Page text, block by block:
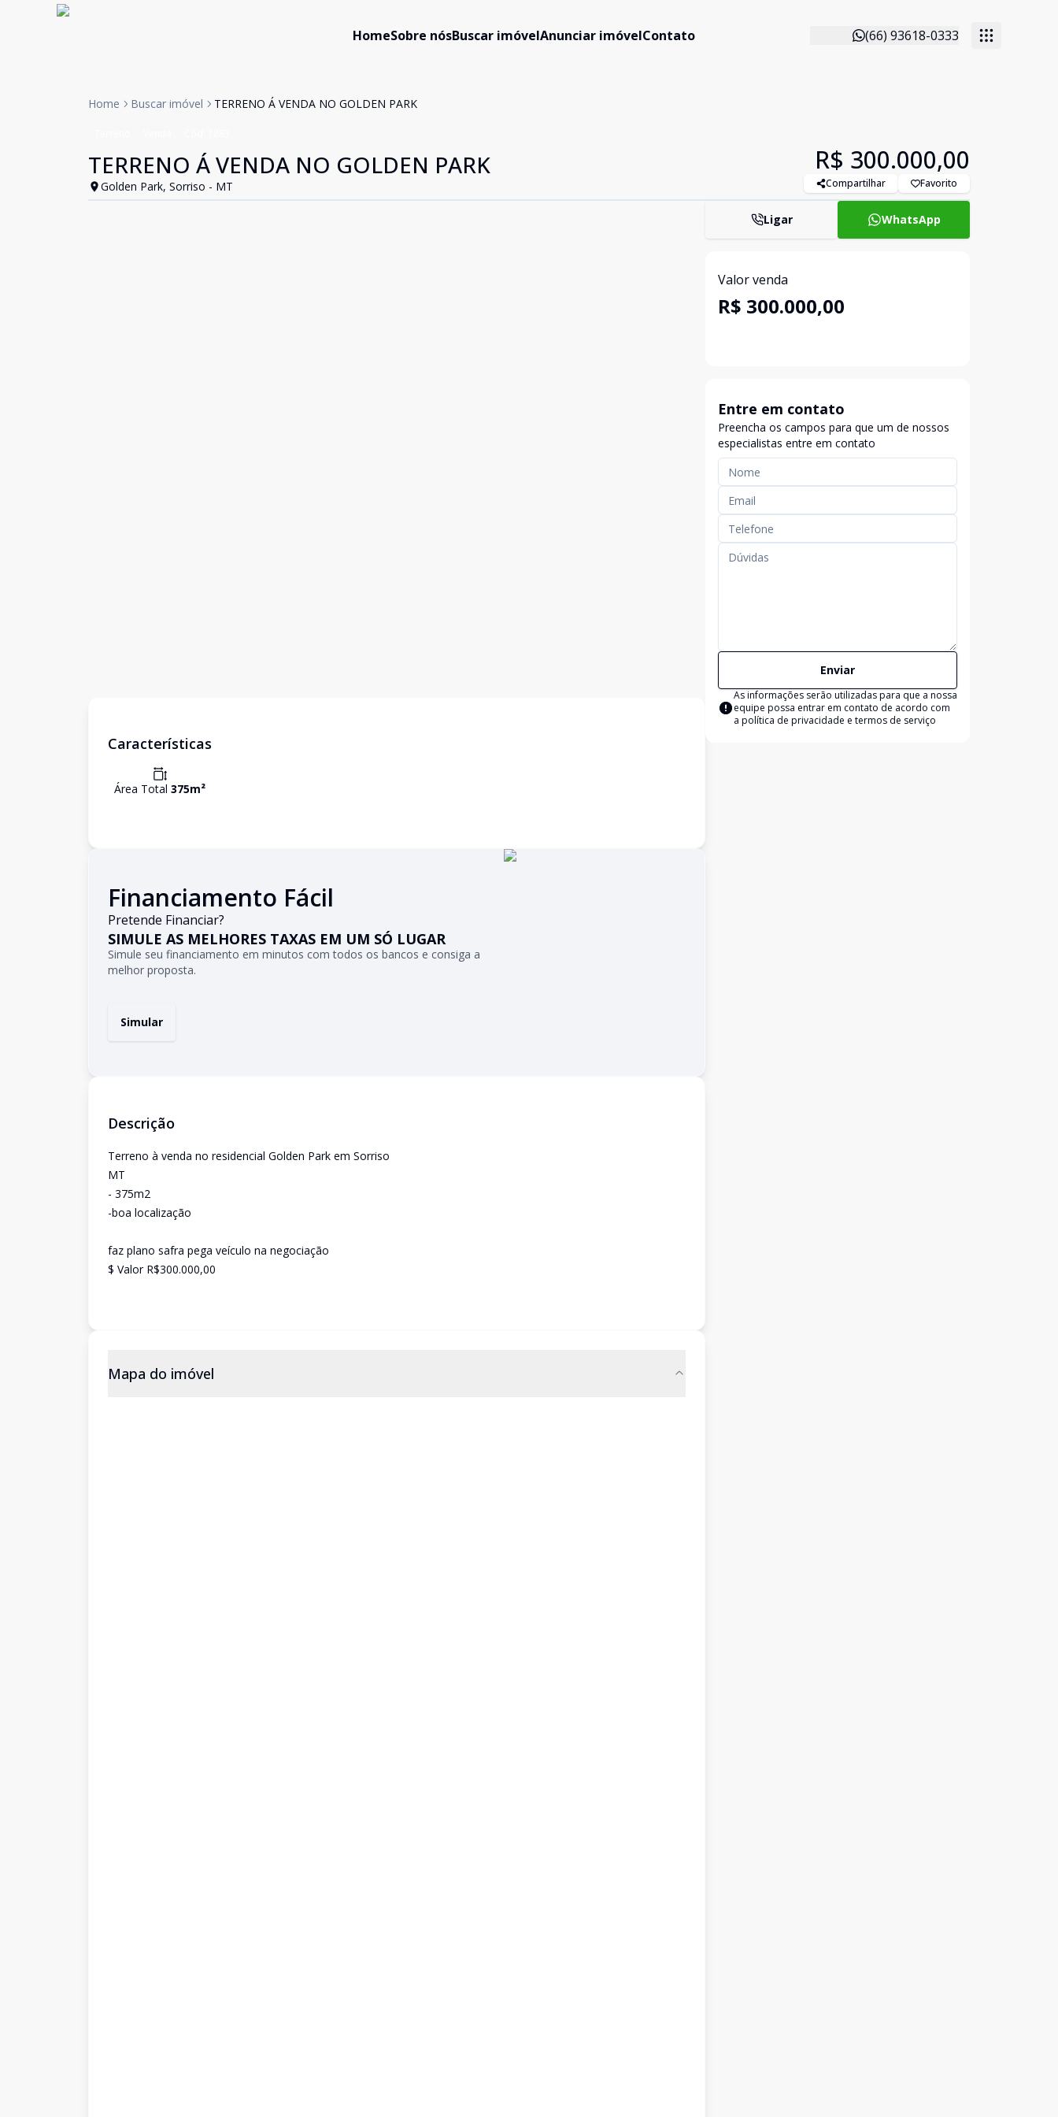
HomeSobre nósBuscar imóvelAnunciar imóvelContato (66) 93618-0333
Home Buscar imóvel TERRENO Á VENDA NO GOLDEN PARK
TERRENO Á VENDA NO GOLDEN PARK
Golden Park, Sorriso - MT
R$ 300.000,00
Compartilhar Favorito
Características
Área Total 375m²
Financiamento Fácil
Pretende Financiar?
SIMULE AS MELHORES TAXAS EM UM SÓ LUGAR
Simule seu financiamento em minutos com todos os bancos e consiga a
melhor proposta.
Simular
Descrição
Terreno à venda no residencial Golden Park em Sorriso
MT
- 375m2
-boa localização
faz plano safra pega veículo na negociação
$ Valor R$300.000,00
Mapa do imóvel
Ligar WhatsApp
Valor venda
R$ 300.000,00
Entre em contato
Preencha os campos para que um de nossos
especialistas entre em contato
Enviar
As informações serão utilizadas para que a nossa
equipe possa entrar em contato de acordo com
a política de privacidade e termos de serviço